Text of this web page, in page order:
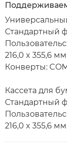
Стандартный
216,0 x 355,6 мм
Конверты:
Кассета для
Стандартный
216,0 x 355,6 мм